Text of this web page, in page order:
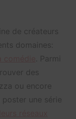
de créateurs
domaines:
. Parmi
des
ou encore
poster une série